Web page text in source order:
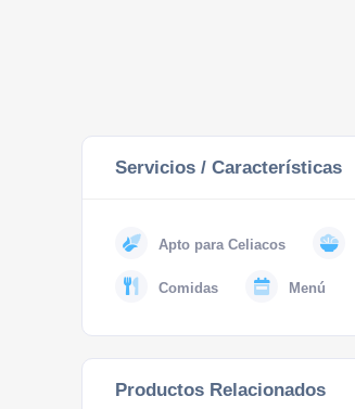
Servicios / Características
Apto para Celiacos
Comidas Menú
Productos Relacionados